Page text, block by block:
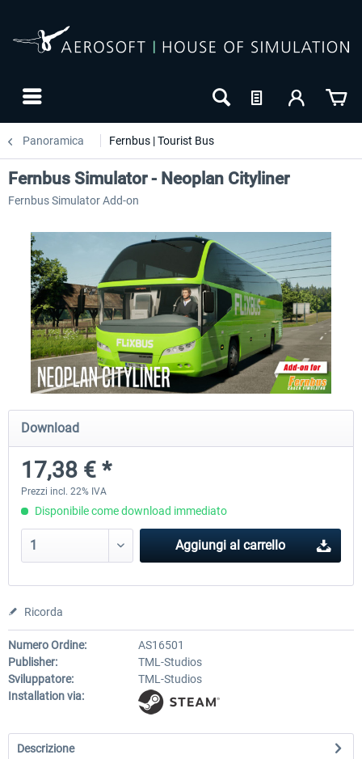
Panoramica Fernbus | Tourist Bus
Fernbus Simulator - Platinum Edition
40,96 € *
Fernbus Simulator - Neoplan Cityliner
Fernbus Simulator Add-on
Download
17,38 € *
Prezzi incl. 22% IVA
Disponibile come download immediato
Aggiungi al carrello
Ricorda
Numero Ordine:
AS16501
Publisher:
TML-Studios
Sviluppatore:
TML-Studios
Installation via:
Descrizione